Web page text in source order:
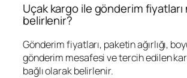
Uçak kargo ile gönderim fiyatları
belirlenir?
Gönderim fiyatları, paketin ağırlığı,
gönderim mesafesi ve tercih edilen
bağlı olarak belirlenir.